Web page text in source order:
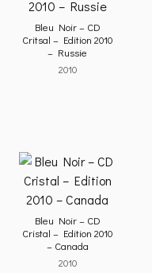
Bleu Noir – CD
Critsal – Edition 2010
– Russie
2010
Bleu Noir – CD
Cristal – Edition 2010
– Canada
2010